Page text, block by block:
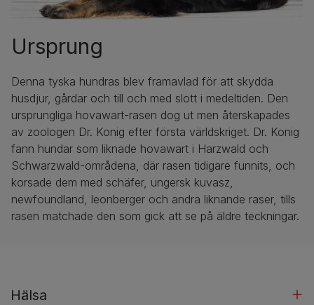
Ursprung
Denna tyska hundras blev framavlad för att skydda
husdjur, gårdar och till och med slott i medeltiden. Den
ursprungliga hovawart-rasen dog ut men återskapades
av zoologen Dr. Konig efter första världskriget. Dr. Konig
fann hundar som liknade hovawart i Harzwald och
Schwarzwald-områdena, där rasen tidigare funnits, och
korsade dem med schäfer, ungersk kuvasz,
newfoundland, leonberger och andra liknande raser, tills
rasen matchade den som gick att se på äldre teckningar.
Hälsa